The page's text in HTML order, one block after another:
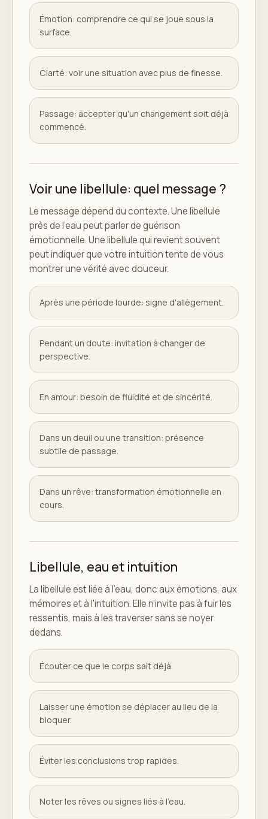
Émotion: comprendre ce qui se joue sous la
surface.
Clarté: voir une situation avec plus de finesse.
Passage: accepter qu'un changement soit déjà
commencé.
Voir une libellule: quel message ?
Le message dépend du contexte. Une libellule
près de l'eau peut parler de guérison
émotionnelle. Une libellule qui revient souvent
peut indiquer que votre intuition tente de vous
montrer une vérité avec douceur.
Après une période lourde: signe d'allègement.
Pendant un doute: invitation à changer de
perspective.
En amour: besoin de fluidité et de sincérité.
Dans un deuil ou une transition: présence
subtile de passage.
Dans un rêve: transformation émotionnelle en
cours.
Libellule, eau et intuition
La libellule est liée à l'eau, donc aux émotions, aux
mémoires et à l'intuition. Elle n'invite pas à fuir les
ressentis, mais à les traverser sans se noyer
dedans.
Écouter ce que le corps sait déjà.
Laisser une émotion se déplacer au lieu de la
bloquer.
Éviter les conclusions trop rapides.
Noter les rêves ou signes liés à l'eau.